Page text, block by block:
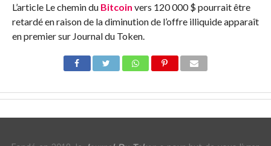
L’article Le chemin du Bitcoin vers 120 000 $ pourrait être
retardé en raison de la diminution de l’offre illiquide apparaît
en premier sur Journal du Token.